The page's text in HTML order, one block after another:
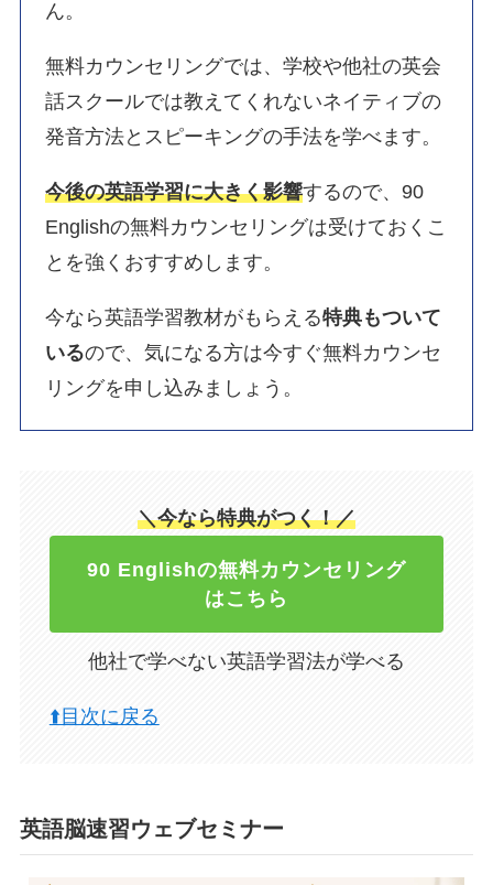
ん。
無料カウンセリングでは、学校や他社の英会
話スクールでは教えてくれないネイティブの
発音方法とスピーキングの手法を学べます。
今後の英語学習に大きく影響するので、90
Englishの無料カウンセリングは受けておくこ
とを強くおすすめします。
今なら英語学習教材がもらえる特典もついて
いるので、気になる方は今すぐ無料カウンセ
リングを申し込みましょう。
＼今なら特典がつく！／
90 Englishの無料カウンセリング
はこちら
他社で学べない英語学習法が学べる
⬆️目次に戻る
英語脳速習ウェブセミナー